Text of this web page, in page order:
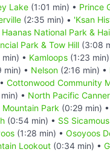
Lake (1:01 min) • Prince
(2:35 min) • 'Ksan
Haanas National Park &
Park & Tow Hill (3:08
min) • Kamloops (1:23
min) • Nelson (2:16 min) •
Cottonwood Community
• North Pacific
Mountain Park (0:29 min) •
(0:54 min) • SS
(1:28 min) • Osoyoos
Lookout (0:34 min) •